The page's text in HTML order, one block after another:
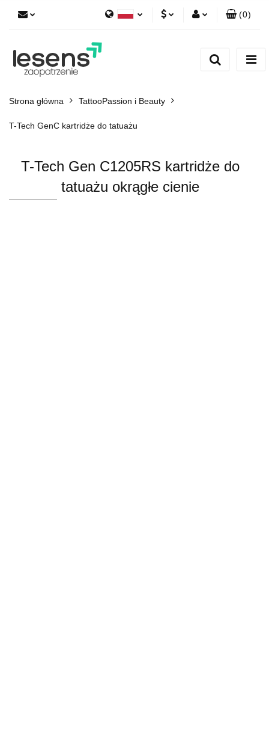
(0)
Strona główna TattooPassion i Beauty
T-Tech GenC kartridże do tatuażu
T-Tech Gen C1205RS kartridże do
tatuażu okrągłe cienie